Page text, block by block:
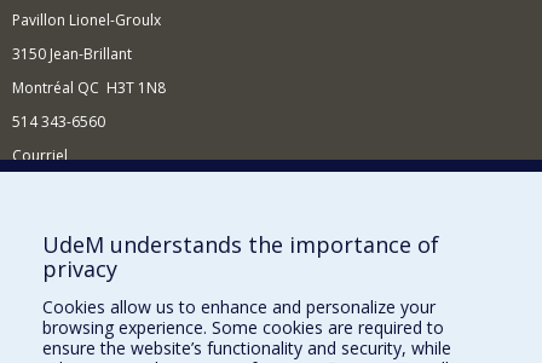
Pavillon Lionel-Groulx
3150 Jean-Brillant
Montréal QC H3T 1N8
514 343-6560
Courriel
Comment soutenir le Département?
BESOIN D'AIDE?
Plan du site
Signaler une erreur
UdeM understands the importance of
privacy
Cookies allow us to enhance and personalize your
browsing experience. Some cookies are required to
ensure the website’s functionality and security, while